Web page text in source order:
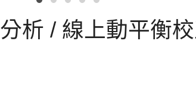
分析 / 線上動